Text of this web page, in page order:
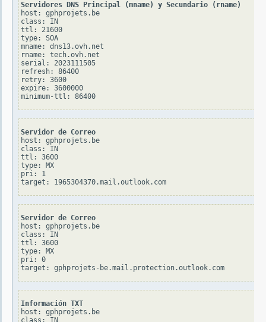
Servidores DNS Principal (mname) y Secundario (rname)
host: gphprojets.be
class: IN
ttl: 21600
type: SOA
mname: dns13.ovh.net
rname: tech.ovh.net
serial: 2023111505
refresh: 86400
retry: 3600
expire: 3600000
Servidor de Correo
host: gphprojets.be
class: IN
ttl: 3600
type: MX
pri: 1
Servidor de Correo
host: gphprojets.be
class: IN
ttl: 3600
type: MX
pri: 0
Información TXT
host: gphprojets.be